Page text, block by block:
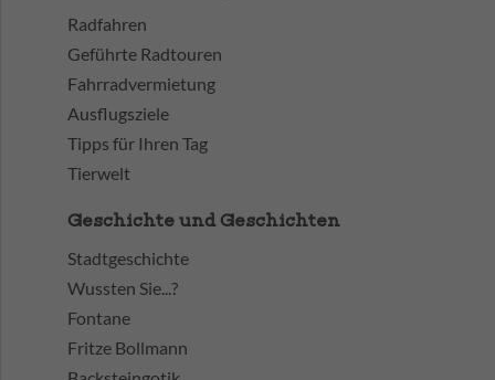
Radfahren
Geführte Radtouren
Fahrradvermietung
Ausflugsziele
Tipps für Ihren Tag
Tierwelt
Geschichte und Geschichten
Stadtgeschichte
Wussten Sie...?
Fontane
Fritze Bollmann